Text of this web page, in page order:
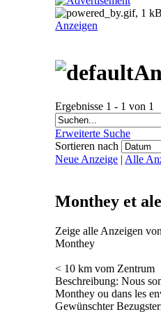
Anzeigen
Ergebnisse 1 - 1 von 1
Erweiterte Suche
Sortieren nach
Neue Anzeige | Alle
Monthey et
Zeige alle Anzeigen von
Monthey
< 10 km vom Zentrum
Beschreibung: Nous
Monthey ou dans les
Gewünschter